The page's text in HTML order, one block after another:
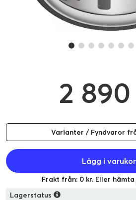
2
Varianter / Fyndvaror
Lägg i
Frakt från: 0 kr. Eller
Lagerstatus